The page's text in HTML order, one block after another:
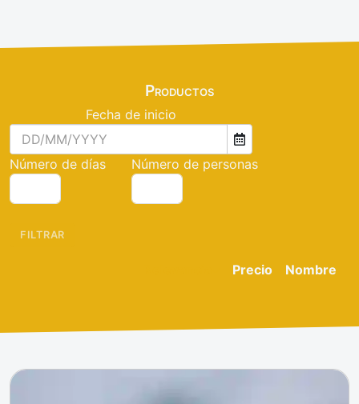
Productos
Fecha de inicio
Número de días Número de personas
FILTRAR
Precio Nombre